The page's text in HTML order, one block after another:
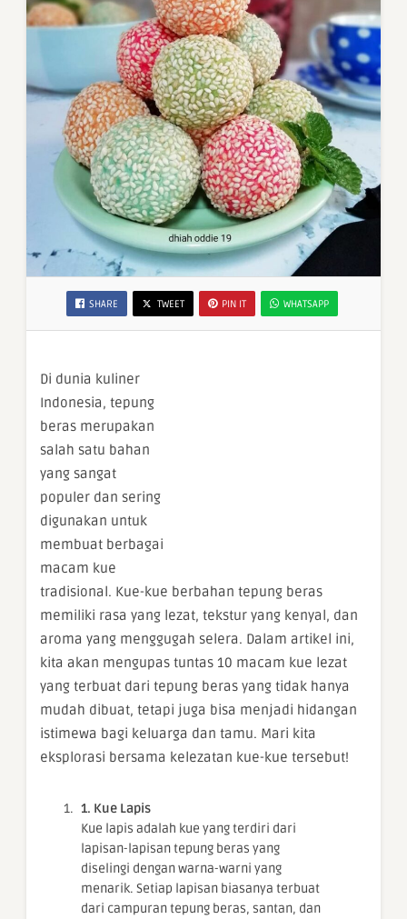
SHARE TWEET PIN IT WHATSAPP
Di dunia kuliner
Indonesia, tepung
beras merupakan
salah satu bahan
yang sangat
populer dan sering
digunakan untuk
membuat berbagai
macam kue
tradisional. Kue-kue berbahan tepung beras
memiliki rasa yang lezat, tekstur yang kenyal, dan
aroma yang menggugah selera. Dalam artikel ini,
kita akan mengupas tuntas 10 macam kue lezat
yang terbuat dari tepung beras yang tidak hanya
mudah dibuat, tetapi juga bisa menjadi hidangan
istimewa bagi keluarga dan tamu. Mari kita
eksplorasi bersama kelezatan kue-kue tersebut!
1. Kue Lapis
Kue lapis adalah kue yang terdiri dari
lapisan-lapisan tepung beras yang
diselingi dengan warna-warni yang
menarik. Setiap lapisan biasanya terbuat
dari campuran tepung beras, santan, dan